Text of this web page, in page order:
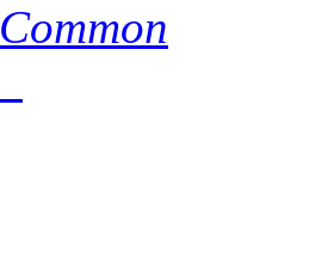
Common